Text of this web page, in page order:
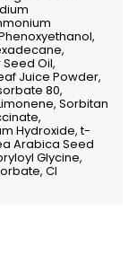
Oil,
Juice Powder,
80,
Sorbitan
Hydroxide, t-
Arabica Seed
Glycine,
CI